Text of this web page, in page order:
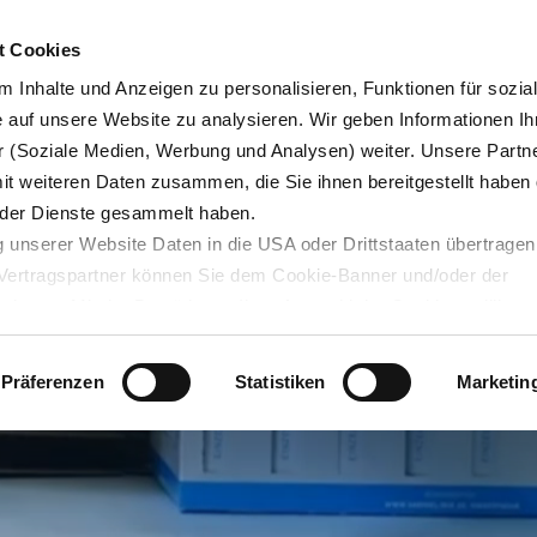
Cookies
Inhalte und Anzeigen zu personalisieren, Funktionen für
auf unsere Website zu analysieren. Wir geben Informationen
(Soziale Medien, Werbung und Analysen) weiter. Unsere
weiteren Daten zusammen, die Sie ihnen bereitgestellt haben
Dienste gesammelt haben.
unserer Website Daten in die USA oder Drittstaaten
können Sie dem Cookie-Banner und/oder der
ein. Erst wenn Sie Buttons anklicken, werden Bilder und
Ihre IP-Adresse wird dabei an externe Server übertragen.
können Sie sich auf deren Seiten informieren. Wir speichern
unterdatenschutz@interzero.dejederzeit widerrufen.
Präferenzen Statistiken
Blog Servicedesk
Studie
2025:
und ALBA
der Zukunft für